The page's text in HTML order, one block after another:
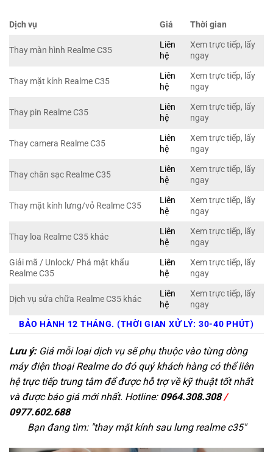
Dịch vụ Giá Thời gian
Thay màn hình Realme C35
Liên
hệ
Xem trực tiếp, lấy
ngay
Thay mặt kính Realme C35
Liên
hệ
Xem trực tiếp, lấy
ngay
Thay pin Realme C35
Liên
hệ
Xem trực tiếp, lấy
ngay
Thay camera Realme C35
Liên
hệ
Xem trực tiếp, lấy
ngay
Thay chân sạc Realme C35
Liên
hệ
Xem trực tiếp, lấy
ngay
Thay mặt kính lưng/vỏ Realme C35
Liên
hệ
Xem trực tiếp, lấy
ngay
Thay loa Realme C35 khác
Liên
hệ
Xem trực tiếp, lấy
ngay
Giải mã / Unlock/ Phá mật khẩu
Realme C35
Liên
hệ
Xem trực tiếp, lấy
ngay
Dịch vụ sửa chữa Realme C35 khác
Liên
hệ
Xem trực tiếp, lấy
ngay
BẢO HÀNH 12 THÁNG. (THỜI GIAN XỬ LÝ: 30-40 PHÚT)
Lưu ý:Giá mỗi loại dịch vụ sẽ phụ thuộc vào từng dòng
máy điện thoại Realme do đó quý khách hàng có thể liên
hệ trực tiếp trung tâm để được hỗ trợ về kỹ thuật tốt nhất
và được báo giá mới nhất. Hotline: 0964.308.308/
0977.602.688
Bạn đang tìm: "thay mặt kính sau lưng realme c35"